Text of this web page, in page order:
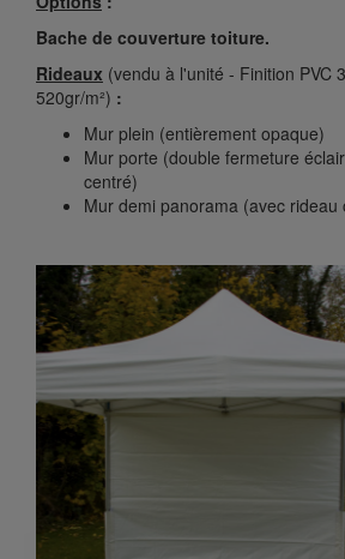
Bache de couverture toiture.
Rideaux (vendu à l'unité - Finition PVC
520gr/m²) :
Mur plein (entièrement opaque)
Mur porte (double fermeture
centré)
Mur demi panorama (avec rideau
Previous